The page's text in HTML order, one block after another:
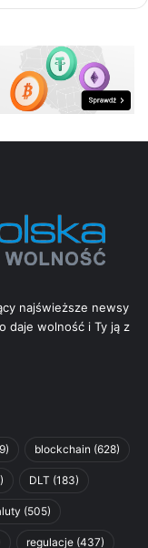
najświeższe newsy
daje wolność i Ty ją z
blockchain (628)
DLT (183)
(505)
regulacje (437)